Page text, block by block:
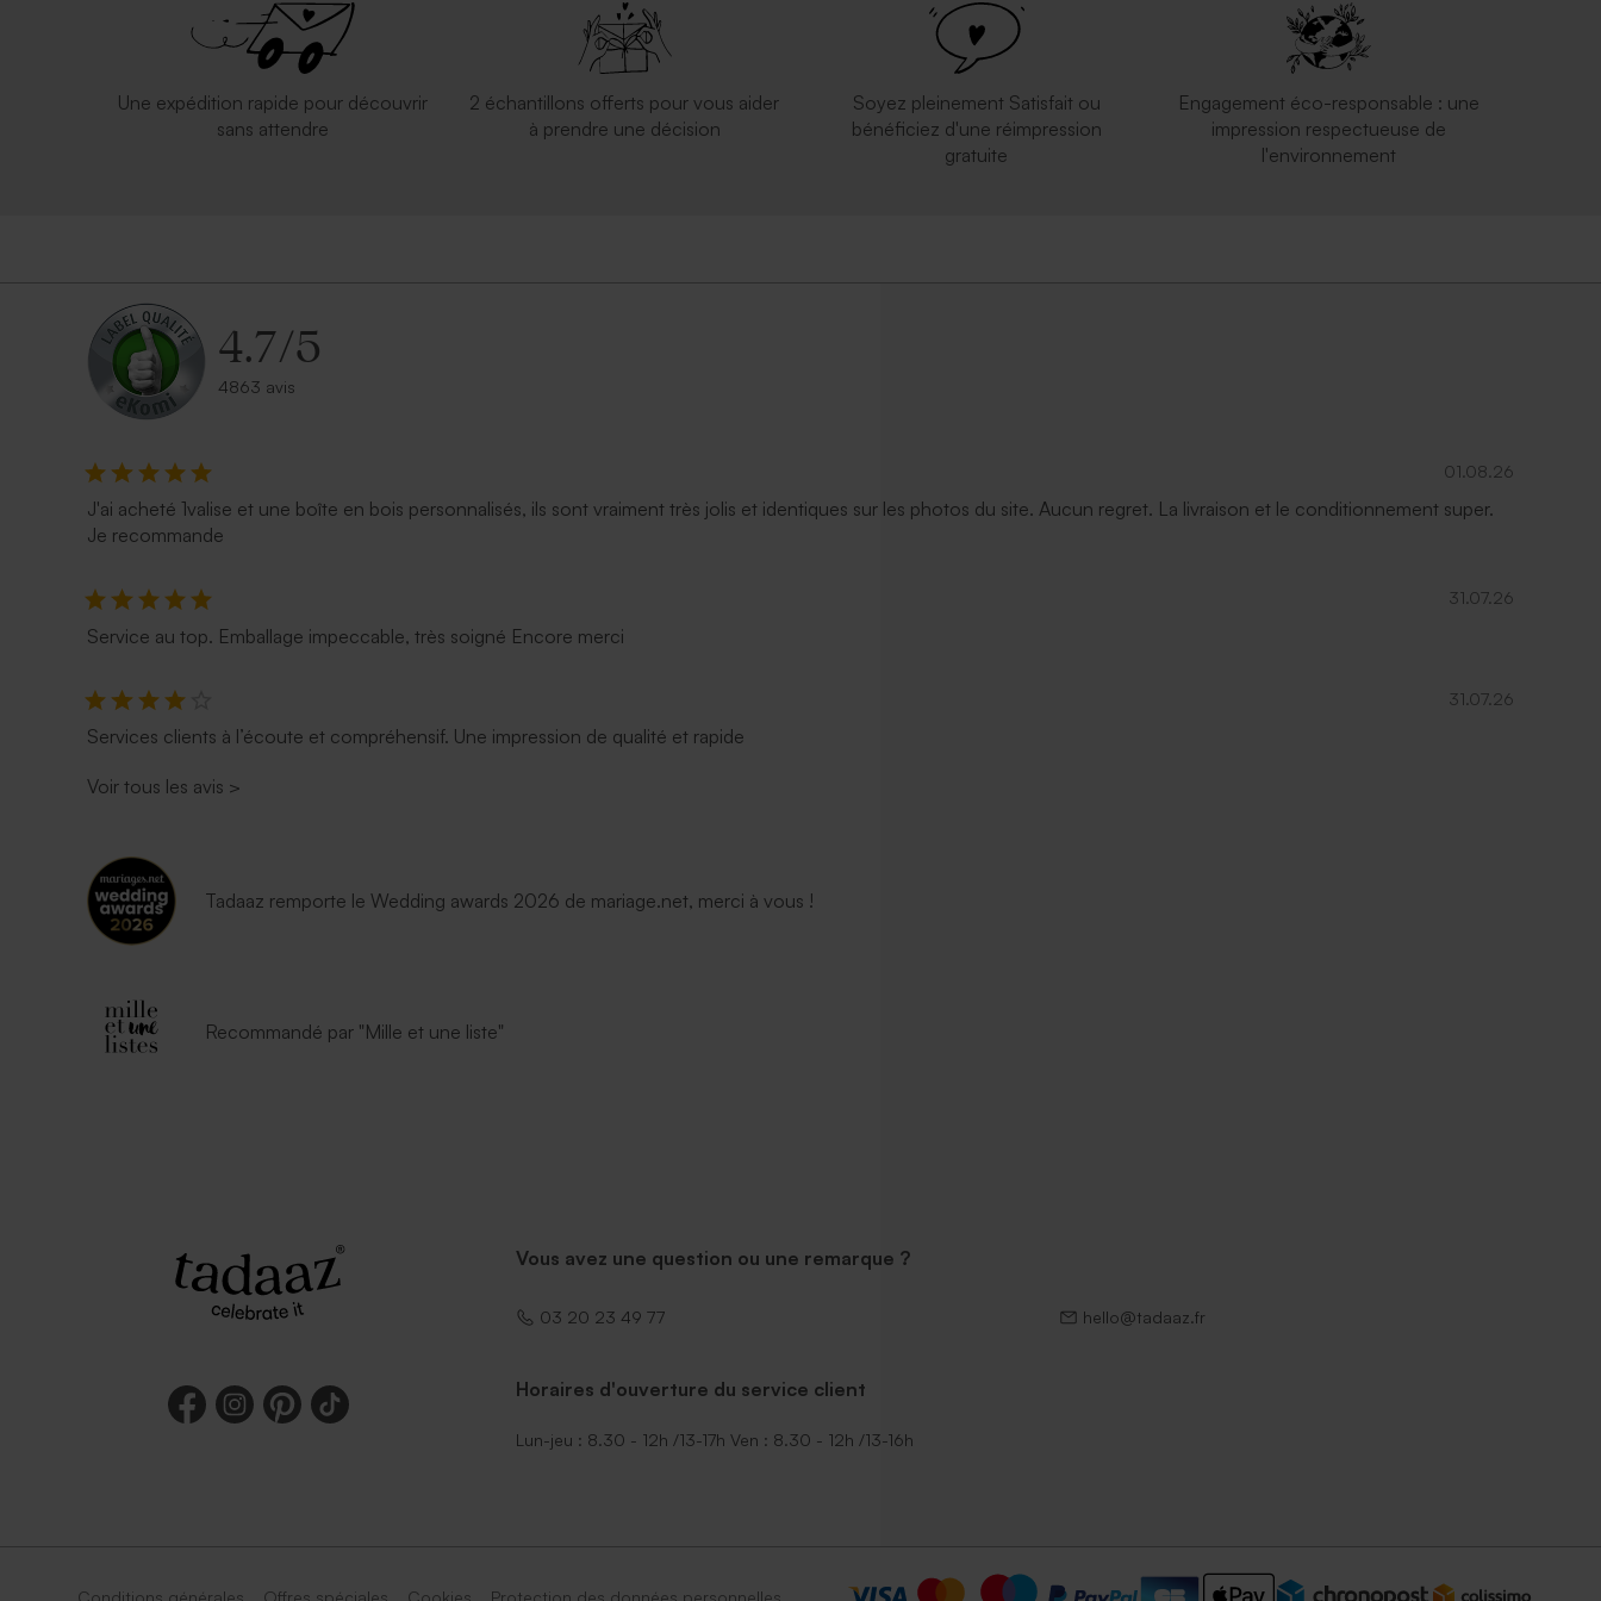
Une expédition rapide pour découvrir
sans attendre
2 échantillons offerts pour vous aider
à prendre une décision
Soyez pleinement Satisfait ou
bénéficiez d'une réimpression
gratuite
Engagement éco-responsable : une
impression respectueuse de
l'environnement
4.7/5
4863 avis
01.08.26
J'ai acheté 1valise et une boîte en bois personnalisés, ils sont vraiment très jolis et identiques sur les photos du site. Aucun regret. La livraison et le conditionnement super.
Je recommande
31.07.26
Service au top. Emballage impeccable, très soigné Encore merci
31.07.26
Services clients à l’écoute et compréhensif. Une impression de qualité et rapide
Voir tous les avis >
Tadaaz remporte le Wedding awards 2026 de mariage.net, merci à vous !
Recommandé par "Mille et une liste"
Vous avez une question ou une remarque ?
03 20 23 49 77 hello@tadaaz.fr
Horaires d'ouverture du service client
Lun-jeu : 8.30 - 12h /13-17h Ven : 8.30 - 12h /13-16h
Conditions générales Offres spéciales Cookies Protection des données personnelles